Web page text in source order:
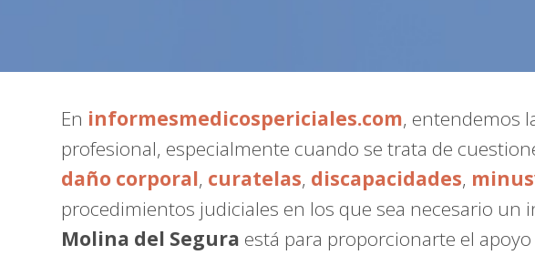
En informesmedicospericiales.com, entendemos
profesional, especialmente cuando se trata de
daño corporal, curatelas, discapacidades,
procedimientos judiciales en los que sea necesario
Molina del Segura está para proporcionarte el